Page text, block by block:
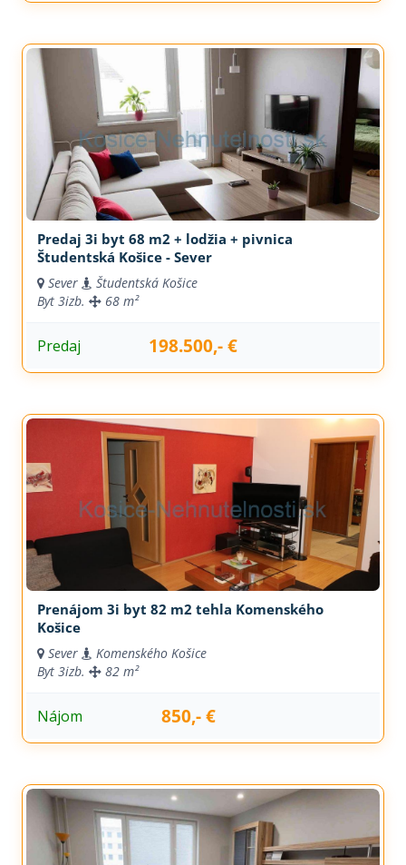
Predaj 3i byt 68 m2 + lodžia + pivnica
Študentská Košice - Sever
Sever
Študentská Košice
Byt 3izb. 68 m²
Predaj 198.500,- €
Prenájom 3i byt 82 m2 tehla Komenského
Košice
Sever
Komenského Košice
Byt 3izb. 82 m²
Nájom 850,- €